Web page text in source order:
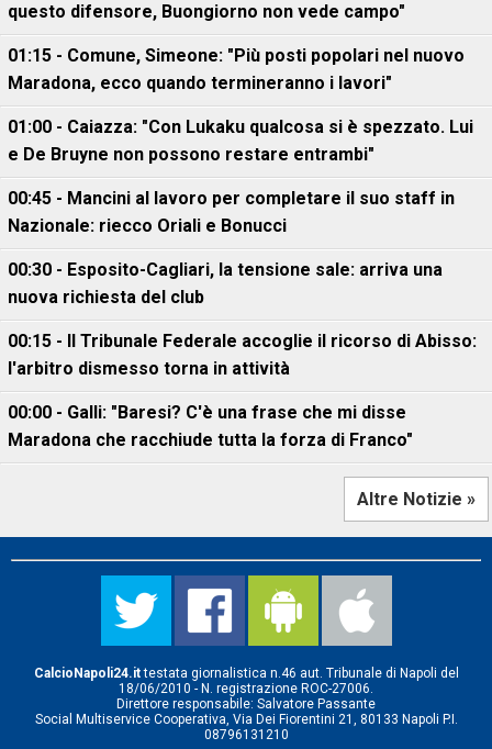
questo difensore, Buongiorno non vede campo"
01:15 - Comune, Simeone: "Più posti popolari nel nuovo
Maradona, ecco quando termineranno i lavori"
01:00 - Caiazza: "Con Lukaku qualcosa si è spezzato. Lui
e De Bruyne non possono restare entrambi"
00:45 - Mancini al lavoro per completare il suo staff in
Nazionale: riecco Oriali e Bonucci
00:30 - Esposito-Cagliari, la tensione sale: arriva una
nuova richiesta del club
00:15 - Il Tribunale Federale accoglie il ricorso di Abisso:
l'arbitro dismesso torna in attività
00:00 - Galli: "Baresi? C'è una frase che mi disse
Maradona che racchiude tutta la forza di Franco"
Altre Notizie »
CalcioNapoli24.ittestata giornalistica n.46 aut. Tribunale di Napoli del
18/06/2010 - N. registrazione ROC-27006.
Direttore responsabile: Salvatore Passante
Social Multiservice Cooperativa, Via Dei Fiorentini 21, 80133 Napoli P.I.
08796131210